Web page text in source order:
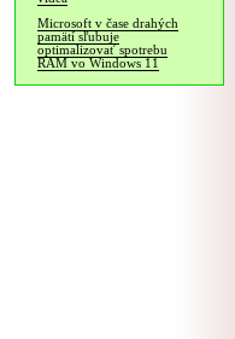
Microsoft v čase drahých
pamätí sľubuje
optimalizovať spotrebu
RAM vo Windows 11